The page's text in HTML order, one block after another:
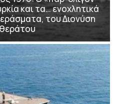
και τα… ενοχλητικά
του Διονύση